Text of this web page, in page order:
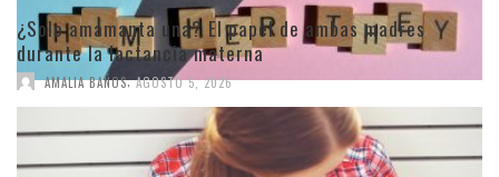
¿Solo amamanta una? El papel de ambas madres
durante la lactancia materna
AMALIA BAÑOS, AGOSTO 5, 2026